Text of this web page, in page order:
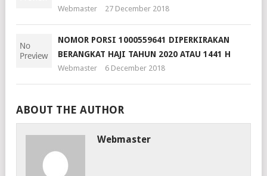
Webmaster 27 December 2018
NOMOR PORSI 1000559641 DIPERKIRAKAN
BERANGKAT HAJI TAHUN 2020 ATAU 1441 H
Webmaster 6 December 2018
ABOUT THE AUTHOR
Webmaster